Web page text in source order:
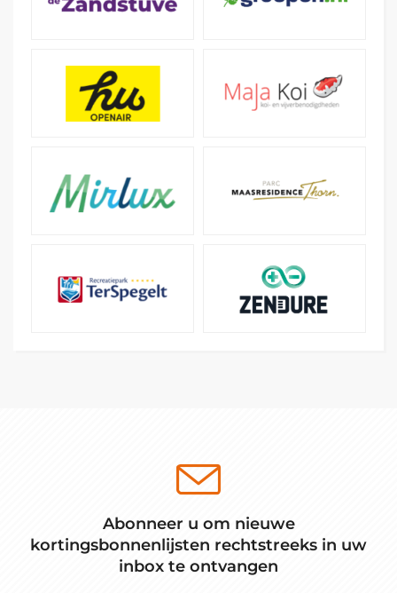
Abonneer u om nieuwe
kortingsbonnenlijsten rechtstreeks in uw
inbox te ontvangen